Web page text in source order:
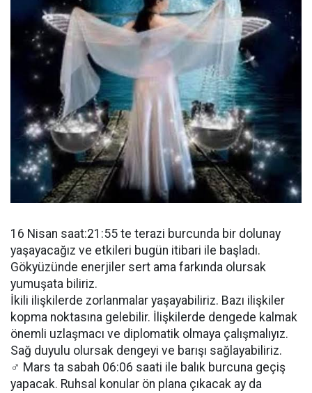
16 Nisan saat:21:55 te terazi burcunda bir dolunay
yaşayacağız ve etkileri bugün itibari ile başladı.
Gökyüzünde enerjiler sert ama farkında olursak
yumuşata biliriz.
İkili ilişkilerde zorlanmalar yaşayabiliriz. Bazı ilişkiler
kopma noktasına gelebilir. İlişkilerde dengede kalmak
önemli uzlaşmacı ve diplomatik olmaya çalışmalıyız.
Sağ duyulu olursak dengeyi ve barışı sağlayabiliriz.
♂️ Mars ta sabah 06:06 saati ile balık burcuna geçiş
yapacak. Ruhsal konular ön plana çıkacak ay da